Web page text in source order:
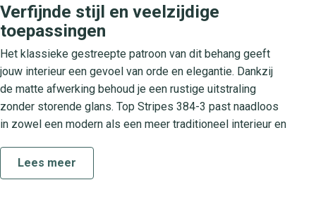
Verfijnde stijl en veelzijdige
toepassingen
Het klassieke gestreepte patroon van dit behang geeft
jouw interieur een gevoel van orde en elegantie. Dankzij
de matte afwerking behoud je een rustige uitstraling
zonder storende glans. Top Stripes 384-3 past naadloos
in zowel een modern als een meer traditioneel interieur en
kantoor. Dit design staat garant voor een tijdloos accent
dat moeiteloos met jouw meubels en accessoires
Lees meer